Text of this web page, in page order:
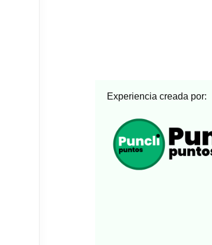
Experiencia creada por: